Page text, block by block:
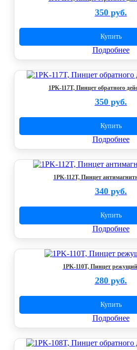
350 руб.
Купить
Подробнее
1PK-117T, Пинцет обратного
350 руб.
Купить
Подробнее
1PK-112T, Пинцет
340 руб.
Купить
Подробнее
1PK-110T, Пинцет
280 руб.
Купить
Подробнее